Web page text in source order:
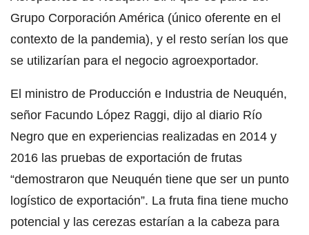
Grupo Corporación América (único oferente en el
contexto de la pandemia), y el resto serían los que
se utilizarían para el negocio agroexportador.
El ministro de Producción e Industria de Neuquén,
señor Facundo López Raggi, dijo al diario Río
Negro que en experiencias realizadas en 2014 y
2016 las pruebas de exportación de frutas
“demostraron que Neuquén tiene que ser un punto
logístico de exportación”. La fruta fina tiene mucho
potencial y las cerezas estarían a la cabeza para